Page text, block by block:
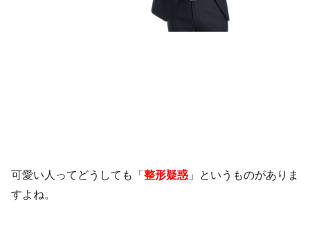
可愛い人ってどうしても「 整形疑惑 」というものがありま
すよね。